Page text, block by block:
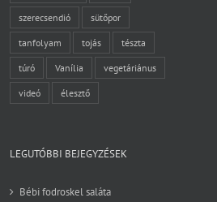
szerecsendió sütőpor
tanfolyam tojás tészta
túró Vanília vegetáriánus
videó élesztő
LEGUTÓBBI BEJEGYZÉSEK
Bébi fodroskel saláta